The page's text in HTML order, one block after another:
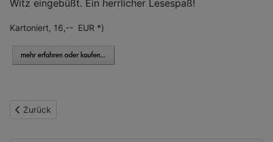
Witz eingebüßt. Ein herrlicher Lesespaß!
Kartoniert, 16,-- EUR *)
Vorheriger Beitrag: Charles Lewinsky: Rauch und Schall
Zurück